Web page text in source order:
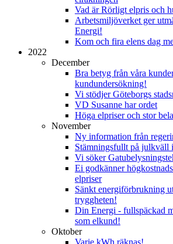
Vad är Rörligt elpris och
Arbetsmiljöverket ger
Energi!
Kom och fira elens dag
2022
December
Bra betyg från våra
kundundersökning!
Vi stödjer Göteborgs
VD Susanne har ordet
Höga elpriser och stor
November
Ny information från
Stämningsfullt på julkväll
Vi söker
Ei godkänner
elpriser
Sänkt energiförbrukning
tryggheten!
Din Energi - fullspäckad
som elkund!
Oktober
Varje kWh räknas!